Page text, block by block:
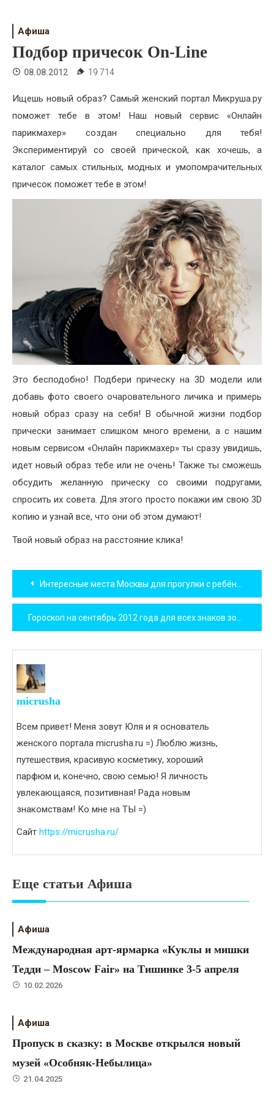
Дети
Свадьба
Хобби
Недвижимость
Афиша
Подбор причесок On-Line
08.08.2012 19 714
Ищешь новый образ? Самый женский портал Микруша.ру
поможет тебе в этом! Наш новый сервис «Онлайн
парикмахер» создан специально для тебя!
Экспериментируй со своей прической, как хочешь, а
каталог самых стильных, модных и умопомрачительных
причесок поможет тебе в этом!
Это бесподобно! Подбери прическу на 3D модели или
добавь фото своего очаровательного личика и примерь
новый образ сразу на себя! В обычной жизни подбор
прически занимает слишком много времени, а с нашим
новым сервисом «Онлайн парикмахер» ты сразу увидишь,
идет новый образ тебе или не очень! Также ты сможешь
обсудить желанную прическу со своими подругами,
спросить их совета. Для этого просто покажи им свою 3D
копию и узнай все, что они об этом думают!
Твой новый образ на расстояние клика!
Навигация
по
записям
Интересные места Москвы для прогулки с ребёнком
micrusha
Всем привет! Меня зовут Юля и я основатель
женского портала micrusha.ru =) Люблю жизнь,
путешествия, красивую косметику, хороший
парфюм и, конечно, свою семью! Я личность
увлекающаяся, позитивная! Рада новым
знакомствам! Ко мне на ТЫ =)
Сайт https://micrusha.ru/
Еще статьи Афиша
Афиша
Международная арт-ярмарка «Куклы и мишки
Тедди – Moscow Fair» на Тишинке 3-5 апреля
10.02.2026
Афиша
Пропуск в сказку: в Москве открылся новый
музей «Особняк-Небылица»
21.04.2025